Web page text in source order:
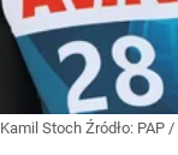
Kamil Stoch Źródło: PAP /